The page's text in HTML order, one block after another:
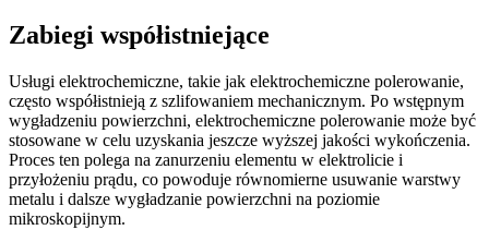
Zabiegi współistniejące
Usługi elektrochemiczne, takie jak elektrochemiczne polerowanie,
często współistnieją z szlifowaniem mechanicznym. Po wstępnym
wygładzeniu powierzchni, elektrochemiczne polerowanie może być
stosowane w celu uzyskania jeszcze wyższej jakości wykończenia.
Proces ten polega na zanurzeniu elementu w elektrolicie i
przyłożeniu prądu, co powoduje równomierne usuwanie warstwy
metalu i dalsze wygładzanie powierzchni na poziomie
mikroskopijnym.